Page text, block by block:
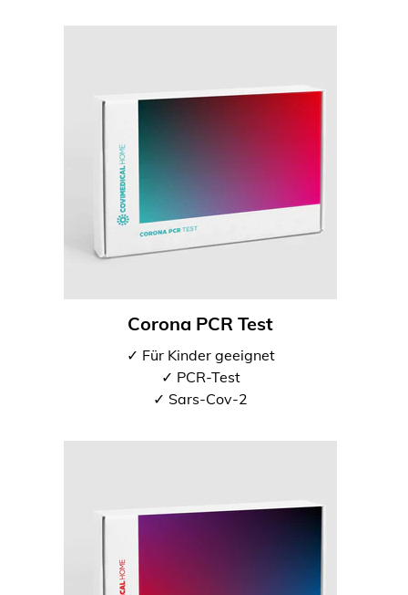
Corona PCR Test
✓ Für Kinder geeignet
✓ PCR-Test
✓ Sars-Cov-2